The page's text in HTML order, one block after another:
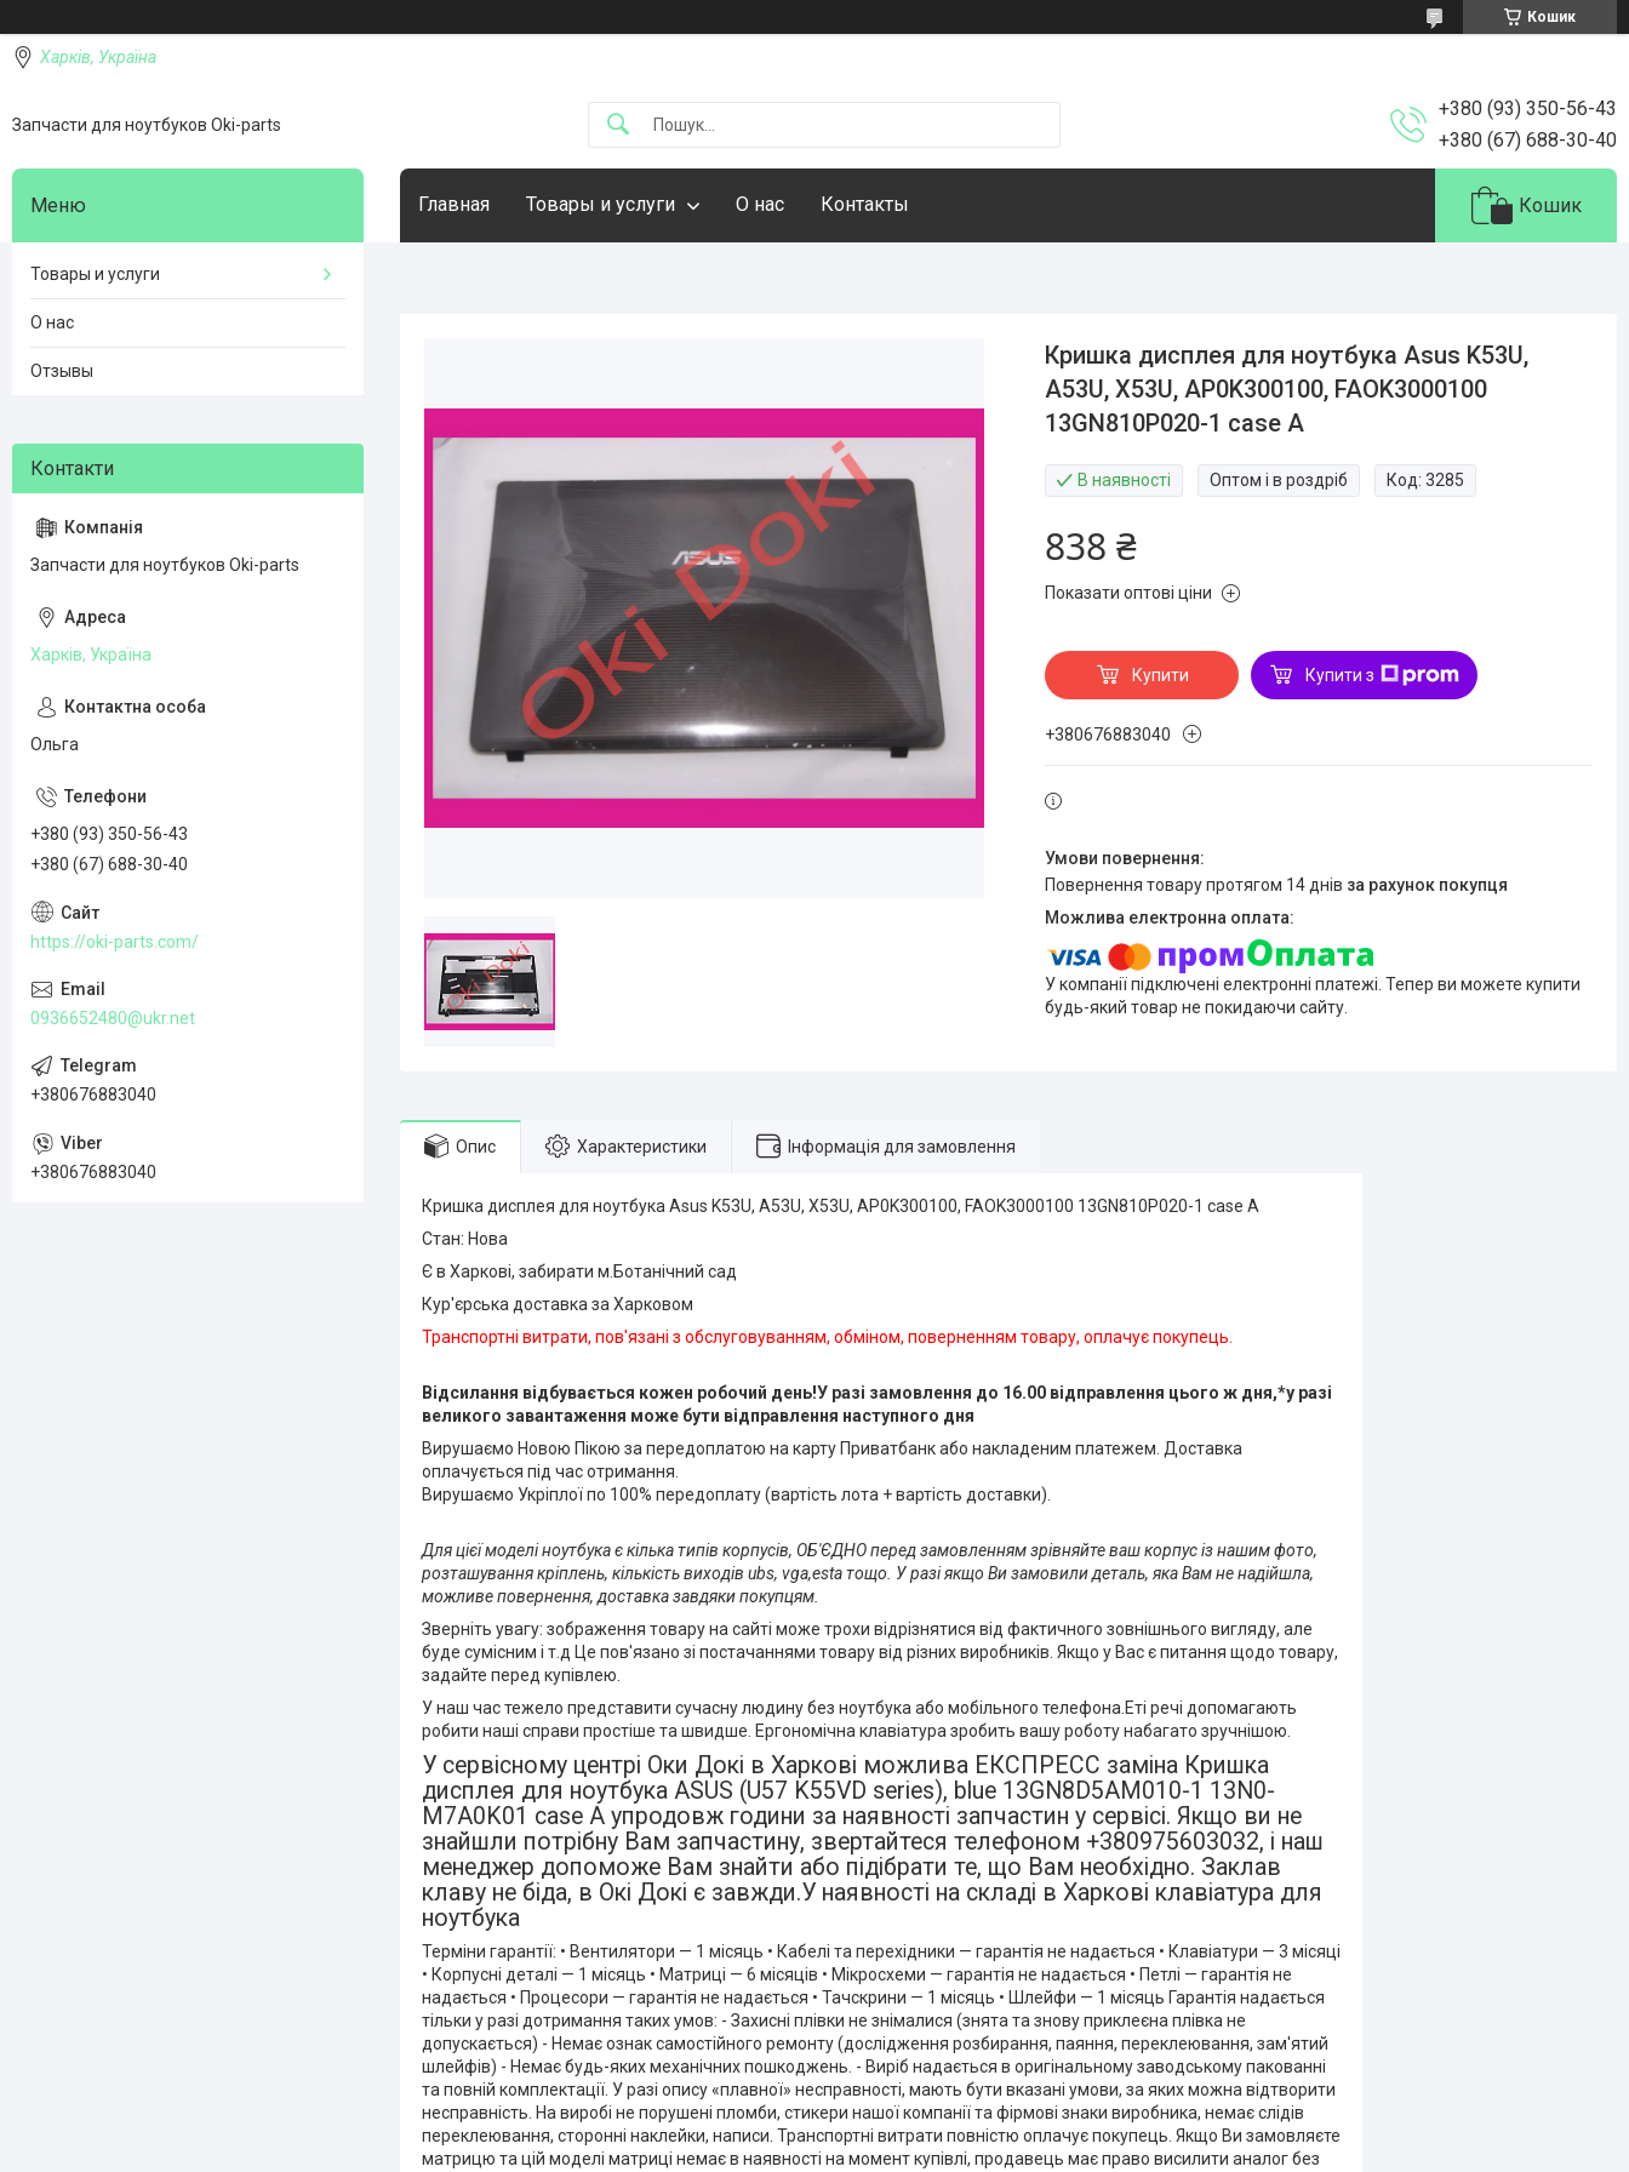
Кошик
Харків, Україна
Запчасти для ноутбуков Oki-parts
+380 (93) 350-56-43
+380 (67) 688-30-40
Главная Товары и услуги О нас Контакты Кошик
Кришка дисплея для ноутбука Asus K53U,
A53U, X53U, AP0K300100, FAOK3000100
13GN810P020-1 case A
В наявності Оптом і в роздріб Код:3285
838 ₴
Показати оптові ціни
Купити Купити з
+380676883040
повернення товару протягом 14 днів за рахунок покупця
У компанії підключені електронні платежі. Тепер ви можете купити
будь-який товар не покидаючи сайту.
Опис Характеристики Інформація для замовлення
Кришка дисплея для ноутбука Asus K53U, A53U, X53U, AP0K300100, FAOK3000100 13GN810P020-1 case A
Стан: Нова
Є в Харкові, забирати м.Ботанічний сад
Кур'єрська доставка за Харковом
Транспортні витрати, пов'язані з обслуговуванням, обміном, поверненням товару, оплачує покупець.
Відсилання відбувається кожен робочий день!У разі замовлення до 16.00 відправлення цього ж дня,*у разі
великого завантаження може бути відправлення наступного дня
Вирушаємо Новою Пікою за передоплатою на карту Приватбанк або накладеним платежем. Доставка
оплачується під час отримання.
Вирушаємо Укріплої по 100% передоплату (вартість лота + вартість доставки).
Для цієї моделі ноутбука є кілька типів корпусів, ОБ'ЄДНО перед замовленням зрівняйте ваш корпус із нашим фото,
розташування кріплень, кількість виходів ubs, vga,esta тощо. У разі якщо Ви замовили деталь, яка Вам не надійшла,
можливе повернення, доставка завдяки покупцям.
Зверніть увагу: зображення товару на сайті може трохи відрізнятися від фактичного зовнішнього вигляду, але
буде сумісним і т.д Це пов'язано зі постачаннями товару від різних виробників. Якщо у Вас є питання щодо товару,
задайте перед купівлею.
У наш час тежело представити сучасну людину без ноутбука або мобільного телефона.Еті речі допомагають
робити наші справи простіше та швидше. Ергономічна клавіатура зробить вашу роботу набагато зручнішою.
У сервісному центрі Оки Докі в Харкові можлива ЕКСПРЕСС заміна Кришка
дисплея для ноутбука ASUS (U57 K55VD series), blue 13GN8D5AM010-1 13N0-
M7A0K01 case A упродовж години за наявності запчастин у сервісі. Якщо ви не
знайшли потрібну Вам запчастину, звертайтеся телефоном +380975603032, і наш
менеджер допоможе Вам знайти або підібрати те, що Вам необхідно. Заклав
клаву не біда, в Окі Докі є завжди.У наявності на складі в Харкові клавіатура для
ноутбука
Терміни гарантії: • Вентилятори — 1 місяць • Кабелі та перехідники — гарантія не надається • Клавіатури — 3 місяці
• Корпусні деталі — 1 місяць • Матриці — 6 місяців • Мікросхеми — гарантія не надається • Петлі — гарантія не
надається • Процесори — гарантія не надається • Тачскрини — 1 місяць • Шлейфи — 1 місяць Гарантія надається
тільки у разі дотримання таких умов: - Захисні плівки не знімалися (знята та знову приклеєна плівка не
допускається) - Немає ознак самостійного ремонту (дослідження розбирання, паяння, переклеювання, зам'ятий
шлейфів) - Немає будь-яких механічних пошкоджень. - Виріб надається в оригінальному заводському пакованні
та повній комплектації. У разі опису «плавної» несправності, мають бути вказані умови, за яких можна відтворити
несправність. На виробі не порушені пломби, стикери нашої компанії та фірмові знаки виробника, немає слідів
переклеювання, сторонні наклейки, написи. Транспортні витрати повністю оплачує покупець. Якщо Ви замовляєте
матрицю та цій моделі матриці немає в наявності на момент купівлі, продавець має право висилити аналог без
Товары и услуги
О нас
Отзывы
Запчасти для ноутбуков Oki-parts
Харків, Україна
Ольга
+380 (93) 350-56-43
+380 (67) 688-30-40
https://oki-parts.com/
0936652480@ukr.net
+380676883040
+380676883040